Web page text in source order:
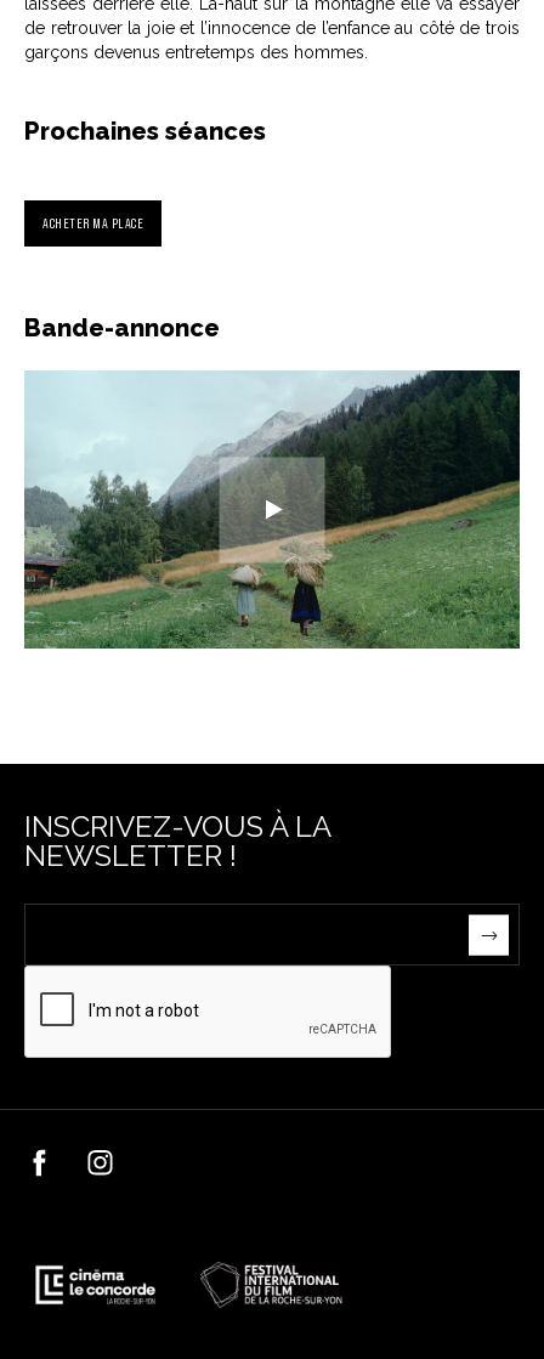
de retrouver la joie et l’innocence de l’enfance au côté de trois
garçons devenus entretemps des hommes.
Prochaines séances
ACHETER MA PLACE
Bande-annonce
INSCRIVEZ-VOUS À LA
NEWSLETTER !